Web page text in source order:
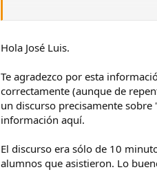
En pocos segundos la duda
http://www.rae.es/rae/gestores/
JL
Hola José Luis.
Te agradezco por esta
correctamente (aunque de
un discurso precisamente
información aquí.
El discurso era sólo de 10
alumnos que asistieron. Lo